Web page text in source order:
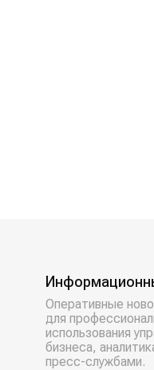
Оперативные
для
использования
бизнеса,
пресс-службами.